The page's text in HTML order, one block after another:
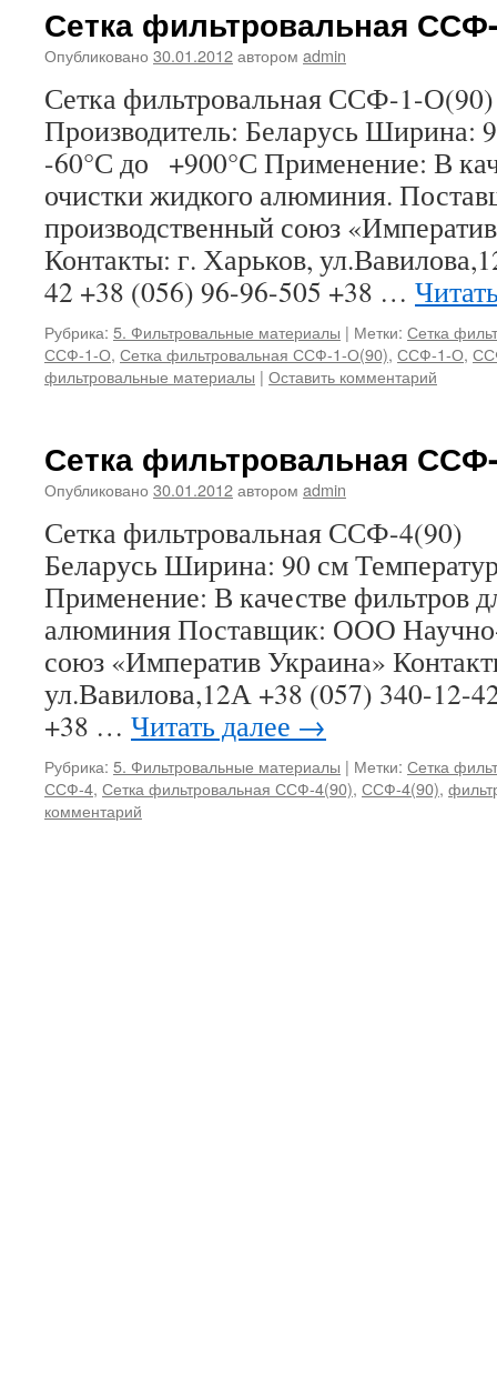
Сетка фильтровальная
Опубликовано 30.01.2012автором admin
Сетка фильтровальная ССФ-1-
Производитель: Беларусь Ширина:
-60°С до +900°С Применение: В
очистки жидкого алюминия.
производственный союз
Контакты: г. Харьков,
42 +38 (056) 96-96-505 +38 …
Рубрика: 5. Фильтровальные материалы | Метки: Сетка
ССФ-1-О, Сетка фильтровальная ССФ-1-О(90), ССФ-1-О,
фильтровальные материалы | Оставить комментарий
Сетка фильтровальная
Опубликовано 30.01.2012автором admin
Сетка фильтровальная ССФ-
Беларусь Ширина: 90 см
Применение: В качестве фильтров
алюминия Поставщик: ООО
союз «Императив Украина»
ул.Вавилова,12А +38 (057) 340-12-
+38 … Читать далее →
Рубрика: 5. Фильтровальные материалы | Метки: Сетка
ССФ-4, Сетка фильтровальная ССФ-4(90), ССФ-4(90),
комментарий